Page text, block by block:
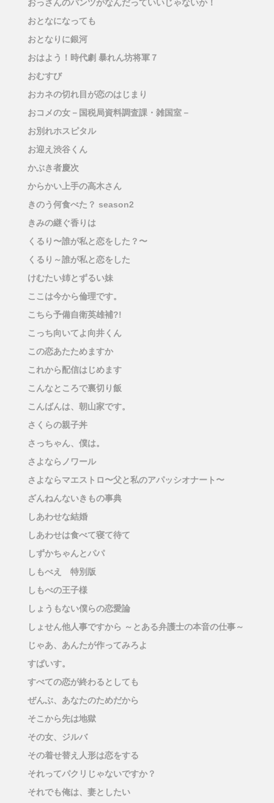
おっさんのパンツがなんだっていいじゃないか！
おとなになっても
おとなりに銀河
おはよう！時代劇 暴れん坊将軍７
おむすび
おカネの切れ目が恋のはじまり
おコメの女－国税局資料調査課・雑国室－
お別れホスピタル
お迎え渋谷くん
かぶき者慶次
からかい上手の高木さん
きのう何食べた？ season2
きみの継ぐ香りは
くるり〜誰が私と恋をした？〜
くるり～誰が私と恋をした
けむたい姉とずるい妹
ここは今から倫理です。
こちら予備自衛英雄補?!
こっち向いてよ向井くん
この恋あたためますか
これから配信はじめます
こんなところで裏切り飯
こんばんは、朝山家です。
さくらの親子丼
さっちゃん、僕は。
さよならノワール
さよならマエストロ〜父と私のアパッシオナート〜
ざんねんないきもの事典
しあわせな結婚
しあわせは食べて寝て待て
しずかちゃんとパパ
しもべえ 特別版
しもべの王子様
しょうもない僕らの恋愛論
しょせん他人事ですから ～とある弁護士の本音の仕事～
じゃあ、あんたが作ってみろよ
すぱいす。
すべての恋が終わるとしても
ぜんぶ、あなたのためだから
そこから先は地獄
その女、ジルバ
その着せ替え人形は恋をする
それってパクリじゃないですか？
それでも俺は、妻としたい